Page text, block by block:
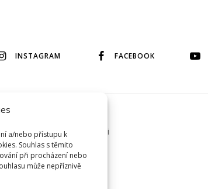
a/nebo přístupu k
Souhlas s těmito
při procházení nebo
může nepříznivě
INSTAGRAM FACEBOOK
bez mého svolení si